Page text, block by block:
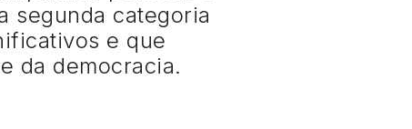
segunda categoria
e que
da democracia.